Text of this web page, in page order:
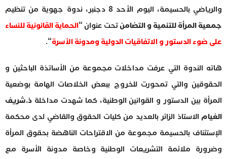
والرياضي بالحسيمة، اليوم الأحد 8 دجنبر، ندوة جهوية من تنظيم
جمعية المرأة للتنمية و التضامنتحت عنوان “الحماية القانونية للنساء
على ضوء الدستور و الاتفاقيات الدولية ومدونة الأسرة“.
هاته الندوة التي عرفت مداخلات مجموعة من الأساتذة الباحثين و
الحقوقين والتي تمحورت للخروج ببعض الخلاصات الهامة بوضعية
المرأة بين الدستور و القوانين الوطنية، كما شهدت مداخلة ذ.شريف
الغيام الاستاذ الزائر بالعديد من كليات الحقوق والقاضي لدى محكمة
الإستئناف بالحسيمة مجموعة من الاقتراحات الناهضة بحقوق المرأة
وضرورة ملائمة التشريعات الوطنية وخاصة مدونة الأسرة مع